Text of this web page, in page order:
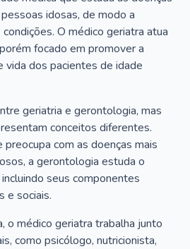
idosas, de modo a
O médico geriatra atua
focado em promover a
vida dos pacientes de idade
geriatria e gerontologia, mas
conceitos diferentes.
com as doenças mais
a gerontologia estuda o
seus componentes
e sociais.
o médico geriatra trabalha junto
como psicólogo, nutricionista,